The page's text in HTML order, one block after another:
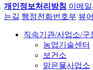
개인정보처리방침 이메
는길 행정전화번호부 뷰
직속기관/사업소/구
농업기술센터
보건소
맑은물사업소